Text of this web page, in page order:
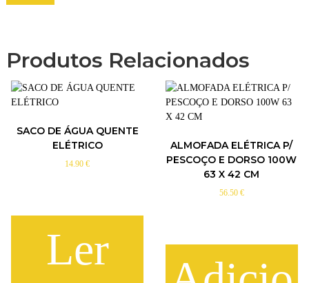
Produtos Relacionados
SACO DE ÁGUA QUENTE
ELÉTRICO
14.90€
Ler
ALMOFADA ELÉTRICA P/
PESCOÇO E DORSO 100W
63 X 42 CM
56.50 €